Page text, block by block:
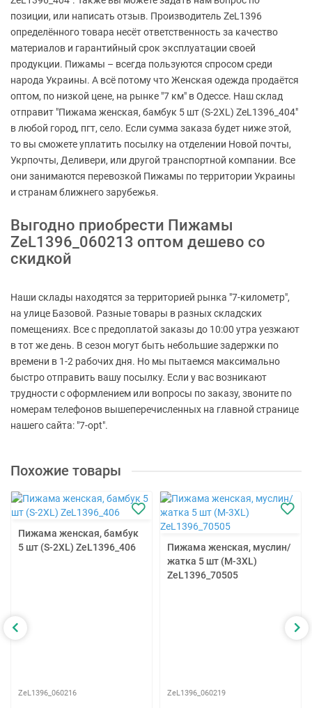
позиции, или написать отзыв. Производитель ZeL1396
определённого товара несёт ответственность за качество
материалов и гарантийный срок эксплуатации своей
продукции. Пижамы – всегда пользуются спросом среди
народа Украины. А всё потому что Женская одежда продаётся
оптом, по низкой цене, на рынке "7 км" в Одессе. Наш склад
отправит "Пижама женская, бамбук 5 шт (S-2XL) ZeL1396_404"
в любой город, пгт, село. Если сумма заказа будет ниже этой,
то вы сможете уплатить посылку на отделении Новой почты,
Укрпочты, Деливери, или другой транспортной компании. Все
они занимаются перевозкой Пижамы по территории Украины
и странам ближнего зарубежья.
Выгодно приобрести Пижамы
ZeL1396_060213 оптом дешево со
скидкой
Наши склады находятся за территорией рынка "7-километр",
на улице Базовой. Разные товары в разных складских
помещениях. Все с предоплатой заказы до 10:00 утра уезжают
в тот же день. В сезон могут быть небольшие задержки по
времени в 1-2 рабочих дня. Но мы пытаемся максимально
быстро отправить вашу посылку. Если у вас возникают
трудности с оформлением или вопросы по заказу, звоните по
номерам телефонов вышеперечисленных на главной странице
нашего сайта: "7-opt".
Похожие товары
Пижама женская, бамбук
5 шт (S-2XL) ZeL1396_406
ZeL1396_060216
Пижама женская, муслин/
жатка 5 шт (M-3XL)
ZeL1396_70505
ZeL1396_060219